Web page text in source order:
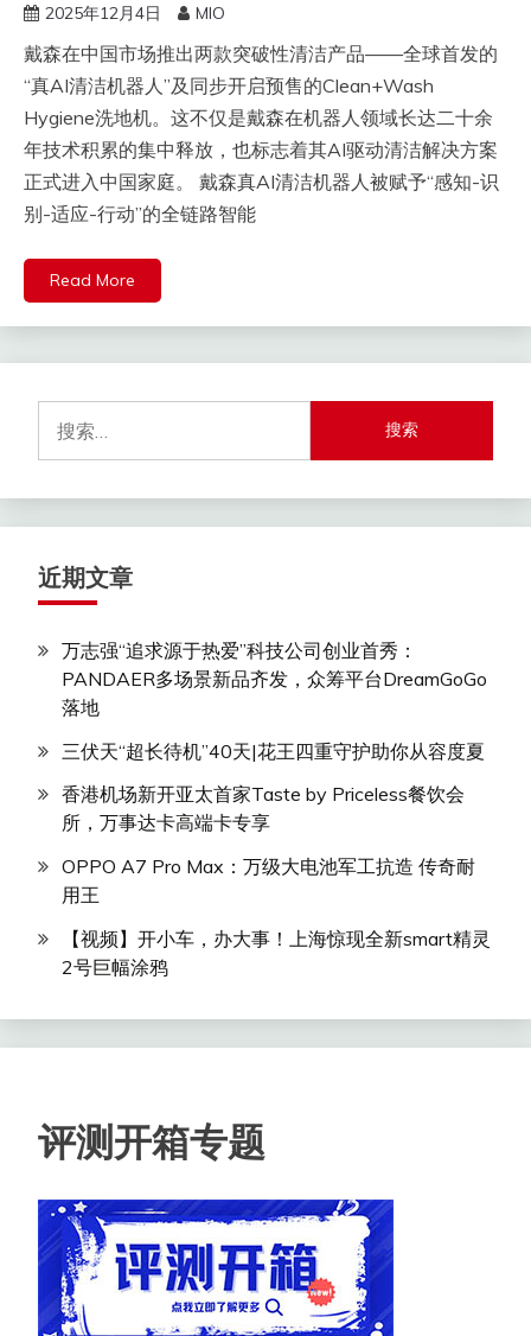
2025年12月4日 MIO
戴森在中国市场推出两款突破性清洁产品——全球首发的
“真AI清洁机器人”及同步开启预售的Clean+Wash
Hygiene洗地机。这不仅是戴森在机器人领域长达二十余
年技术积累的集中释放，也标志着其AI驱动清洁解决方案
正式进入中国家庭。 戴森真AI清洁机器人被赋予“感知-识
别-适应-行动”的全链路智能
Read More
索：
近期文章
万志强“追求源于热爱”科技公司创业首秀：
PANDAER多场景新品齐发，众筹平台DreamGoGo
落地
三伏天“超长待机”40天|花王四重守护助你从容度夏
香港机场新开亚太首家Taste by Priceless餐饮会
所，万事达卡高端卡专享
OPPO A7 Pro Max：万级大电池军工抗造 传奇耐
用王
【视频】开小车，办大事！上海惊现全新smart精灵
2号巨幅涂鸦
评测开箱专题